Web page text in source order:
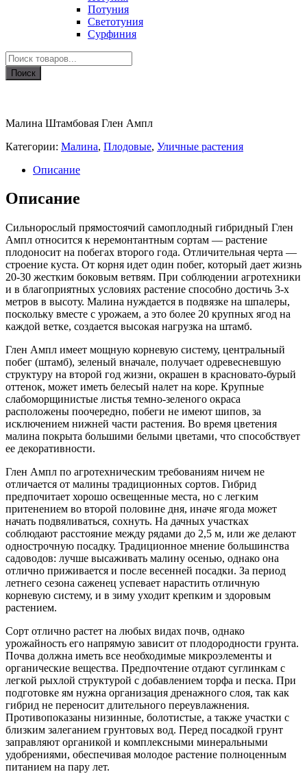
Потуния
Светотуния
Сурфиния
Поиск
товаров
Поиск
Малина Штамбовая Глен Ампл
Категории: Малина, Плодовые, Уличные растения
Описание
Описание
Сильнорослый прямостоячий самоплодный гибридный Глен
Ампл относится к неремонтантным сортам — растение
плодоносит на побегах второго года. Отличительная черта —
строение куста. От корня идет один побег, который дает жизнь
20-30 жестким боковым ветвям. При соблюдении агротехники
и в благоприятных условиях растение способно достичь 3-х
метров в высоту. Малина нуждается в подвязке на шпалеры,
поскольку вместе с урожаем, а это более 20 крупных ягод на
каждой ветке, создается высокая нагрузка на штамб.
Глен Ампл имеет мощную корневую систему, центральный
побег (штамб), зеленый вначале, получает одревесневшую
структуру на второй год жизни, окрашен в красновато-бурый
оттенок, может иметь белесый налет на коре. Крупные
слабоморщинистые листья темно-зеленого окраса
расположены поочередно, побеги не имеют шипов, за
исключением нижней части растения. Во время цветения
малина покрыта большими белыми цветами, что способствует
ее декоративности.
Глен Ампл по агротехническим требованиям ничем не
отличается от малины традиционных сортов. Гибрид
предпочитает хорошо освещенные места, но с легким
притенением во второй половине дня, иначе ягода может
начать подвяливаться, сохнуть. На дачных участках
соблюдают расстояние между рядами до 2,5 м, или же делают
однострочную посадку. Традиционное мнение большинства
садоводов: лучше высаживать малину осенью, однако она
отлично приживается и после весенней посадки. За период
летнего сезона саженец успевает нарастить отличную
корневую систему, и в зиму уходит крепким и здоровым
растением.
Сорт отлично растет на любых видах почв, однако
урожайность его напрямую зависит от плодородности грунта.
Почва должна иметь все необходимые микроэлементы и
органические вещества. Предпочтение отдают суглинкам с
легкой рыхлой структурой с добавлением торфа и песка. При
подготовке ям нужна организация дренажного слоя, так как
гибрид не переносит длительного переувлажнения.
Противопоказаны низинные, болотистые, а также участки с
близким залеганием грунтовых вод. Перед посадкой грунт
заправляют органикой и комплексными минеральными
удобрениями, обеспечивая молодое растение полноценным
питанием на пару лет.